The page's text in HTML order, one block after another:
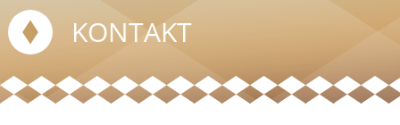
KONTAKT